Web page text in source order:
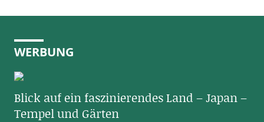
WERBUNG
Blick auf ein faszinierendes Land – Japan –
Tempel und Gärten